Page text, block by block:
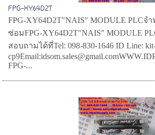
FPG-XY64D2T
FPG-XY64D2T"NAIS" MODULE PLCจ
ซ่อมFPG-XY64D2T"NAIS" MODULE
สอบถามได้ที่Tel: 098-830-1646 ID Line:
FPG-...